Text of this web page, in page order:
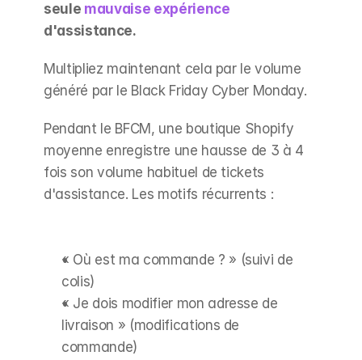
seule mauvaise expérience
d'assistance.
Multipliez maintenant cela par le volume
généré par le Black Friday Cyber Monday.
Pendant le BFCM, une boutique Shopify
moyenne enregistre une hausse de 3 à 4
fois son volume habituel de tickets
d'assistance. Les motifs récurrents :
« Où est ma commande ? » (suivi de
colis)
« Je dois modifier mon adresse de
livraison » (modifications de
commande)